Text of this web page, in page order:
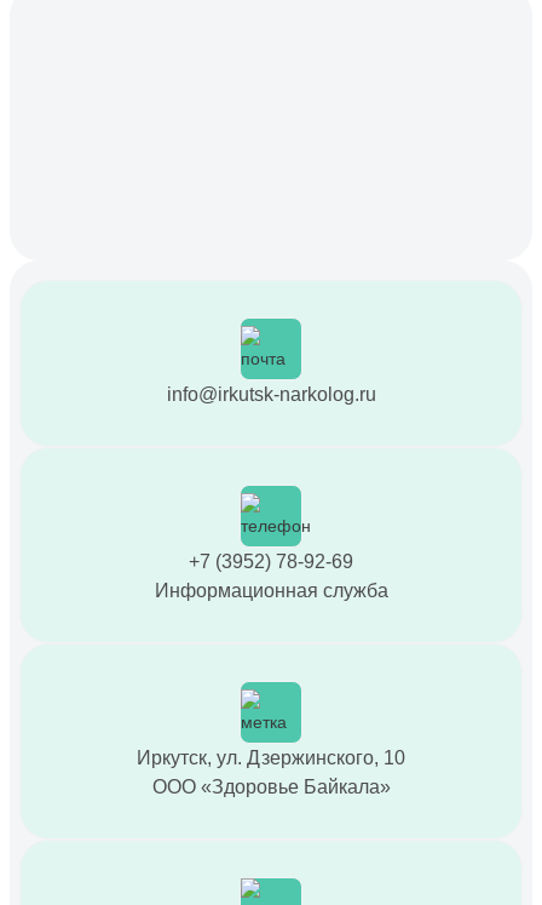
info@irkutsk-narkolog.ru
+7 (3952) 78-92-69
Информационная служба
Иркутск, ул. Дзержинского, 10
ООО «Здоровье Байкала»